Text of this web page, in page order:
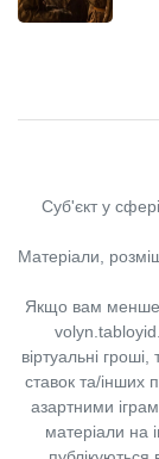
Суб'єкт у
Матеріали,
Якщо вам менше
віртуальні
ставок та/інших
азартними
матеріали на